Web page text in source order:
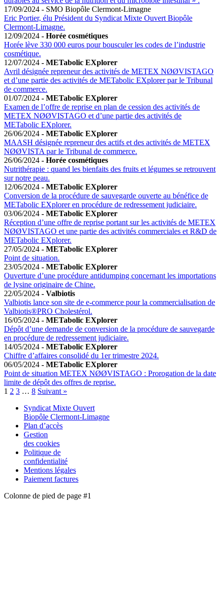
17/09/2024 - SMO Biopôle Clermont-Limagne
Eric Portier, élu Président du Syndicat Mixte Ouvert Biopôle
Clermont-Limagne.
12/09/2024 - Horée cosmétiques
Horée lève 330 000 euros pour bousculer les codes de l’industrie
cosmétique.
12/07/2024 - METabolic EXplorer
Avril désignée repreneur des activités de METEX NØØVISTAGO
et d’une partie des activités de METabolic EXplorer par le Tribunal
de commerce.
01/07/2024 - METabolic EXplorer
Examen de l’offre de reprise en plan de cession des activités de
METEX NØØVISTAGO et d’une partie des activités de
METabolic EXplorer.
26/06/2024 - METabolic EXplorer
MAASH désignée repreneur des actifs et des activités de METEX
NØØVISTA par le Tribunal de commerce.
26/06/2024 - Horée cosmétiques
Nutrithérapie : quand les bienfaits des fruits et légumes se retrouvent
sur notre peau.
12/06/2024 - METabolic EXplorer
Conversion de la procédure de sauvegarde ouverte au bénéfice de
METabolic EXplorer en procédure de redressement judiciaire.
03/06/2024 - METabolic EXplorer
Réception d’une offre de reprise portant sur les activités de METEX
NØØVISTAGO et une partie des activités commerciales et R&D de
METabolic EXplorer.
27/05/2024 - METabolic EXplorer
Point de situation.
23/05/2024 - METabolic EXplorer
Ouverture d’une procédure antidumping concernant les importations
de lysine originaire de Chine.
22/05/2024 - Valbiotis
Valbiotis lance son site de e-commerce pour la commercialisation de
Valbiotis®PRO Cholestérol.
16/05/2024 - METabolic EXplorer
Dépôt d’une demande de conversion de la procédure de sauvegarde
en procédure de redressement judiciaire.
14/05/2024 - METabolic EXplorer
Chiffre d’affaires consolidé du 1er trimestre 2024.
06/05/2024 - METabolic EXplorer
Point de situation METEX NØØVISTAGO : Prorogation de la date
limite de dépôt des offres de reprise.
1 2 3 … 8 Suivant »
Syndicat Mixte Ouvert
Biopôle Clermont-Limagne
Plan d’accès
Gestion
des cookies
Politique de
confidentialité
Mentions légales
Paiement factures
Colonne de pied de page #1